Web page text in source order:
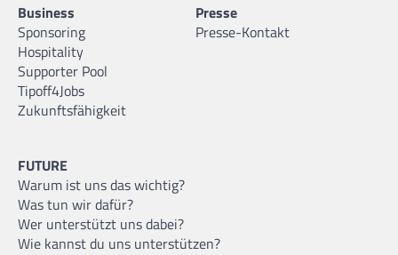
Business
Sponsoring
Hospitality
Supporter Pool
Tipoff4Jobs
Zukunftsfähigkeit
Presse
Presse-Kontakt
FUTURE
Warum ist uns das wichtig?
Was tun wir dafür?
Wer unterstützt uns dabei?
Wie kannst du uns unterstützen?